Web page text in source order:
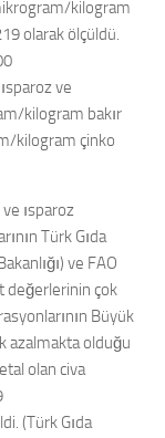
kilogram
olarak ölçüldü.
ve
kilogram bakır
kilogram çinko
ısparoz
Türk Gıda
ve FAO
değerlerinin çok
Büyük
azalmakta olduğu
olan civa
(Türk Gıda